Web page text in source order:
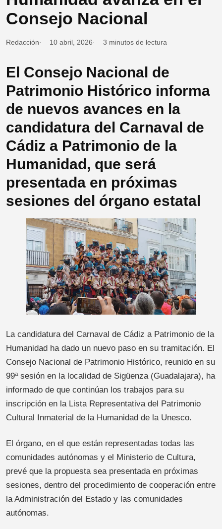
Consejo Nacional
Redacción 10 abril, 2026 3 minutos de lectura
El Consejo Nacional de
Patrimonio Histórico informa
de nuevos avances en la
candidatura del Carnaval de
Cádiz a Patrimonio de la
Humanidad, que será
presentada en próximas
sesiones del órgano estatal
La candidatura del Carnaval de Cádiz a Patrimonio de la
Humanidad ha dado un nuevo paso en su tramitación. El
Consejo Nacional de Patrimonio Histórico, reunido en su
99ª sesión en la localidad de Sigüenza (Guadalajara), ha
informado de que continúan los trabajos para su
inscripción en la Lista Representativa del Patrimonio
Cultural Inmaterial de la Humanidad de la Unesco.
El órgano, en el que están representadas todas las
comunidades autónomas y el Ministerio de Cultura,
prevé que la propuesta sea presentada en próximas
sesiones, dentro del procedimiento de cooperación entre
la Administración del Estado y las comunidades
autónomas.